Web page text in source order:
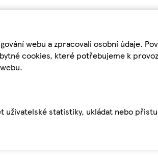
webu a zpracovali osobní údaje.
cookies, které potřebujeme k
statistiky, ukládat nebo